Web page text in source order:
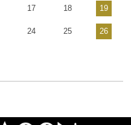
17 18 19
24 25 26